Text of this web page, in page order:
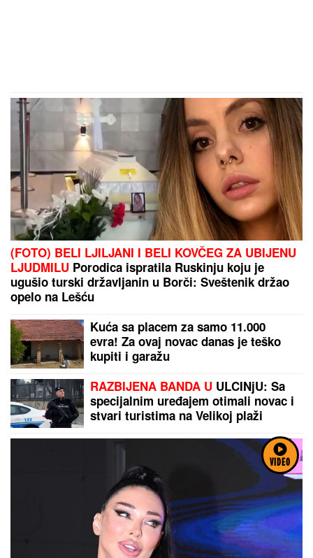
VIDEO
(FOTO) BELI LJILJANI I BELI KOVČEG ZA UBIJENU
LJUDMILU Porodica ispratila Ruskinju koju je
ugušio turski državljanin u Borči: Sveštenik držao
opelo na Lešću
Kuća sa placem za samo 11.000
evra! Za ovaj novac danas je teško
kupiti i garažu
RAZBIJENA BANDA U ULCINjU: Sa
specijalnim uređajem otimali novac i
stvari turistima na Velikoj plaži